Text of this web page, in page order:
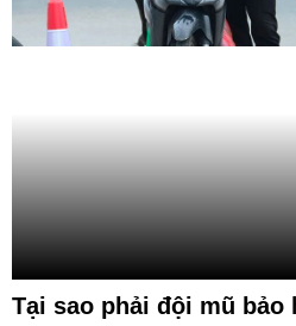
Tại sao phải đội mũ bảo